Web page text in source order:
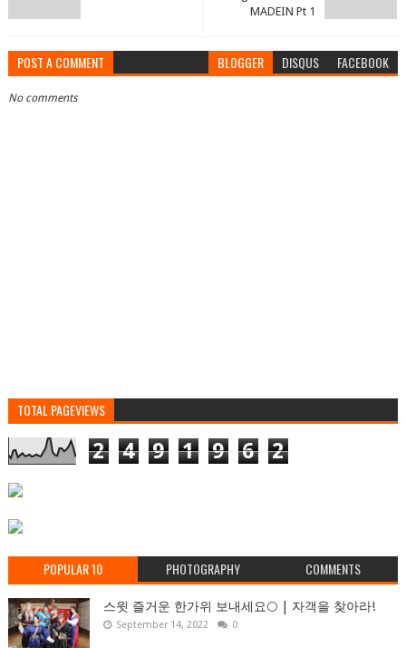
MADEIN Pt 1
POST A COMMENT BLOGGER DISQUS FACEBOOK
No comments
TOTAL PAGEVIEWS
2 4 9 1 9 6 2
POPULAR 10 PHOTOGRAPHY COMMENTS
스윗 즐거운 한가위 보내세요🌕 | 자객을 찾아라!
September 14, 2022 0